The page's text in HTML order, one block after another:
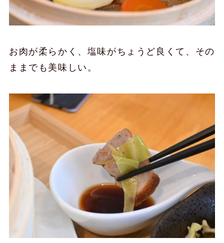
お肉が柔らかく、塩味がちょうど良くて、その
ままでも美味しい。